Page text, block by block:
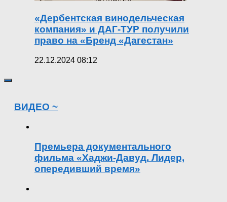
«Дербентская винодельческая
компания» и ДАГ-ТУР получили
право на «Бренд «Дагестан»
22.12.2024 08:12
ВИДЕО ~
Премьера документального
фильма «Хаджи-Давуд. Лидер,
опередивший время»